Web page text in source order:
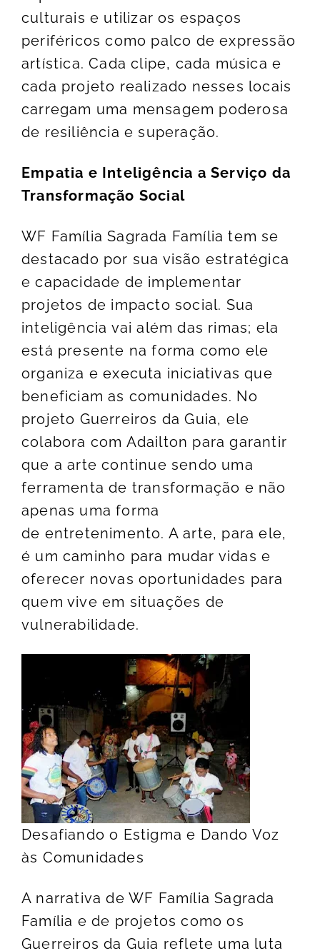
culturais e utilizar os espaços
periféricos como palco de expressão
artística. Cada clipe, cada música e
cada projeto realizado nesses locais
carregam uma mensagem poderosa
de resiliência e superação.
Empatia e Inteligência a Serviço da
Transformação Social
WF Família Sagrada Família tem se
destacado por sua visão estratégica
e capacidade de implementar
projetos de impacto social. Sua
inteligência vai além das rimas; ela
está presente na forma como ele
organiza e executa iniciativas que
beneficiam as comunidades. No
projeto Guerreiros da Guia, ele
colabora com Adailton para garantir
que a arte continue sendo uma
ferramenta de transformação e não
apenas uma forma
de entretenimento. A arte, para ele,
é um caminho para mudar vidas e
oferecer novas oportunidades para
quem vive em situações de
vulnerabilidade.
Desafiando o Estigma e Dando Voz
às Comunidades
A narrativa de WF Família Sagrada
Família e de projetos como os
Guerreiros da Guia reflete uma luta